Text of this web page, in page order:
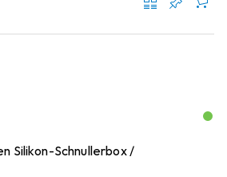
Silikon-Schnullerbox /